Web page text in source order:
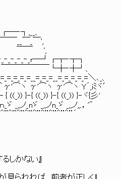
、
_￣',
￣￣ ',
￣￣└┼‐┼┘、
＼､_、
ヽ γ'⌒ヽ Y´,iﾐヾ′
}‐{ ((_)) }‐ヾ{彡'
_,,ノn_ゞ _,,ノ,,.，'"
しかない』